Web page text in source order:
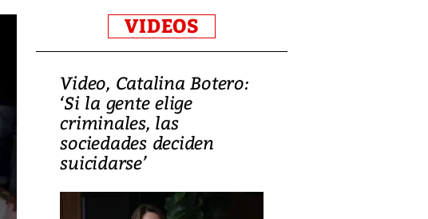
VIDEOS
Video, Catalina Botero:
‘Si la gente elige
criminales, las
sociedades deciden
suicidarse’